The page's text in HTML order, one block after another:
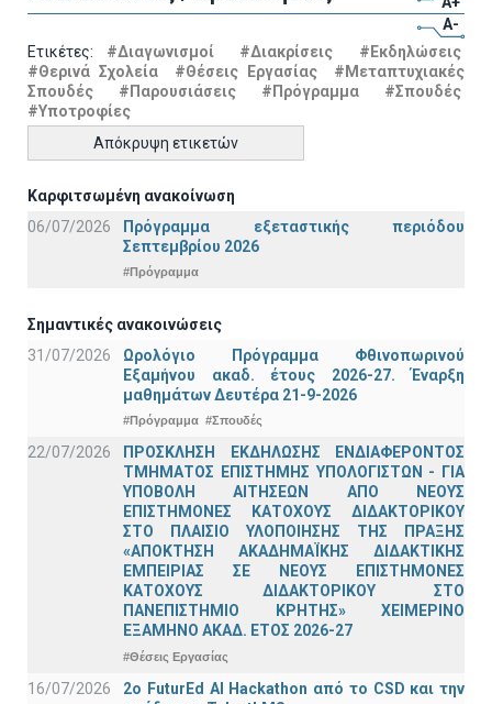
A-
Ετικέτες: #Διαγωνισμοί #Διακρίσεις
#Εκδηλώσεις
#Θερινά Σχολεία
#Θέσεις Εργασίας
#Μεταπτυχιακές
Σπουδές
#Παρουσιάσεις #Πρόγραμμα
#Σπουδές
#Υποτροφίες
Απόκρυψη ετικετών
Καρφιτσωμένη ανακοίνωση
06/07/2026
Πρόγραμμα εξεταστικής περιόδου
Σεπτεμβρίου 2026
#Πρόγραμμα
Σημαντικές ανακοινώσεις
31/07/2026
Ωρολόγιο Πρόγραμμα Φθινοπωρινού
Εξαμήνου ακαδ. έτους 2026-27. Έναρξη
μαθημάτων Δευτέρα 21-9-2026
#Πρόγραμμα #Σπουδές
22/07/2026
ΠΡΟΣΚΛΗΣΗ ΕΚΔΗΛΩΣΗΣ ΕΝΔΙΑΦΕΡΟΝΤΟΣ
ΤΜΗΜΑΤΟΣ ΕΠΙΣΤΗΜΗΣ ΥΠΟΛΟΓΙΣΤΩΝ - ΓΙΑ
ΥΠΟΒΟΛΗ ΑΙΤΗΣΕΩΝ ΑΠΟ ΝΕΟΥΣ
ΕΠΙΣΤΗΜΟΝΕΣ ΚΑΤΟΧΟΥΣ ΔΙΔΑΚΤΟΡΙΚΟΥ
ΣΤΟ ΠΛΑΙΣΙΟ ΥΛΟΠΟΙΗΣΗΣ ΤΗΣ ΠΡΑΞΗΣ
«ΑΠΟΚΤΗΣΗ ΑΚΑΔΗΜΑΪΚΗΣ ΔΙΔΑΚΤΙΚΗΣ
ΕΜΠΕΙΡΙΑΣ ΣΕ ΝΕΟΥΣ ΕΠΙΣΤΗΜΟΝΕΣ
ΚΑΤΟΧΟΥΣ ΔΙΔΑΚΤΟΡΙΚΟΥ ΣΤΟ
ΠΑΝΕΠΙΣΤΗΜΙΟ ΚΡΗΤΗΣ» ΧΕΙΜΕΡΙΝΟ
ΕΞΑΜΗΝΟ ΑΚΑΔ. ΕΤΟΣ 2026-27
#Θέσεις Εργασίας
16/07/2026
2o FuturEd AI Hackathon από το CSD και την